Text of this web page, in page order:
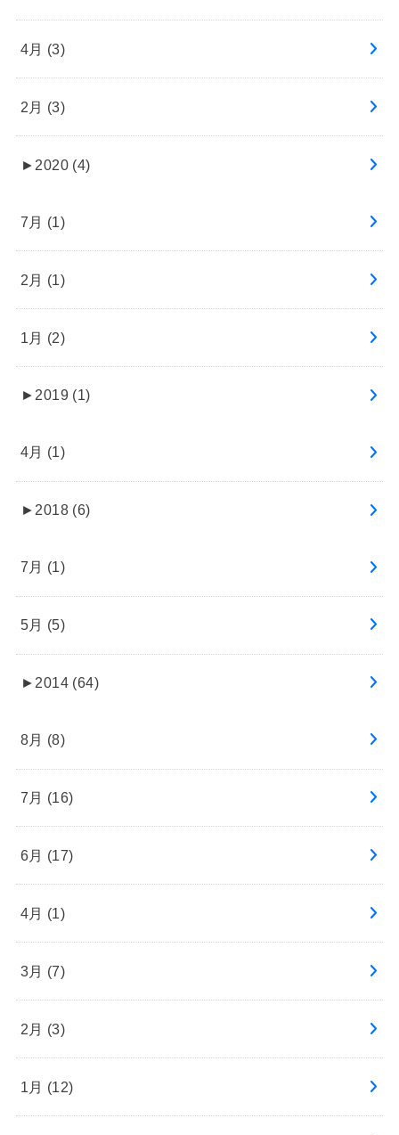
4月 (3)
2月 (3)
► 2020 (4)
7月 (1)
2月 (1)
1月 (2)
► 2019 (1)
4月 (1)
► 2018 (6)
7月 (1)
5月 (5)
► 2014 (64)
8月 (8)
7月 (16)
6月 (17)
4月 (1)
3月 (7)
2月 (3)
1月 (12)